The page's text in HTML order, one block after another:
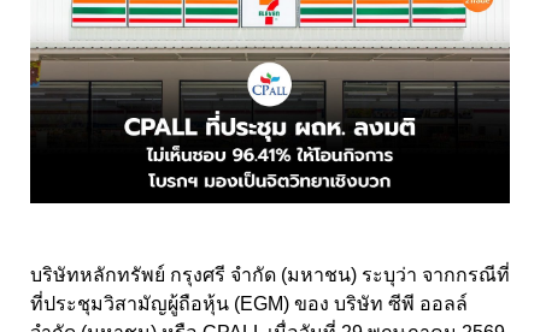
บริษัทหลักทรัพย์ กรุงศรี จำกัด (มหาชน) ระบุว่า จากกรณีที่
ที่ประชุมวิสามัญผู้ถือหุ้น (EGM) ของ บริษัท ซีพี ออลล์